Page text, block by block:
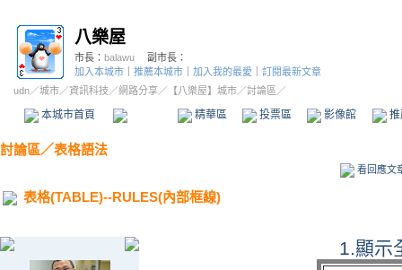
八樂屋
市長： balawu
副市長：
加入本城市
推薦本城市 加入我的最愛
訂閱最新文章
udn／城市／資訊科技 ／網路分享／ 【八樂屋】城市／討論區／
本城市首頁 精華區 投票區 影像館
討論區／表格語法
看回應文
表格(TABLE)--RULES(內部框線)
1.顯示